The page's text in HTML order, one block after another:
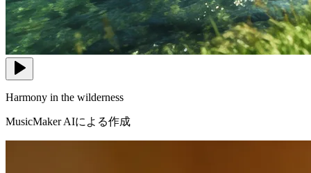
Harmony in the wilderness
MusicMaker AIによる作成